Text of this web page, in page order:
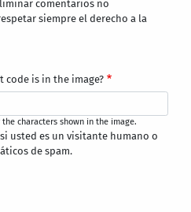
comentarios no
siempre el derecho a la
code is in the image?
the characters shown in the image.
usted es un visitante humano o
de spam.